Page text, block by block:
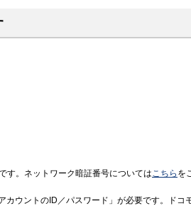
す。ネットワーク暗証番号についてはこちら を
カウントのID／パスワード」が必要です。ドコ